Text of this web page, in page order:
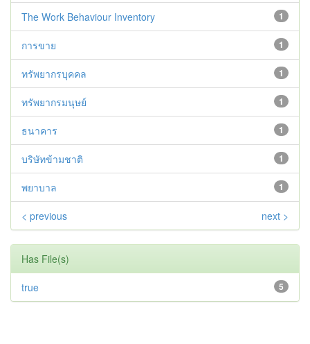
1
The Work Behaviour Inventory
1
การขาย
1
ทรัพยากรบุคคล
1
ทรัพยากรมนุษย์
1
ธนาคาร
1
บริษัทข้ามชาติ
1
พยาบาล
< previous next >
Has File(s)
5
true